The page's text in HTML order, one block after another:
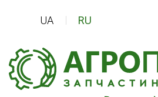
UA RU